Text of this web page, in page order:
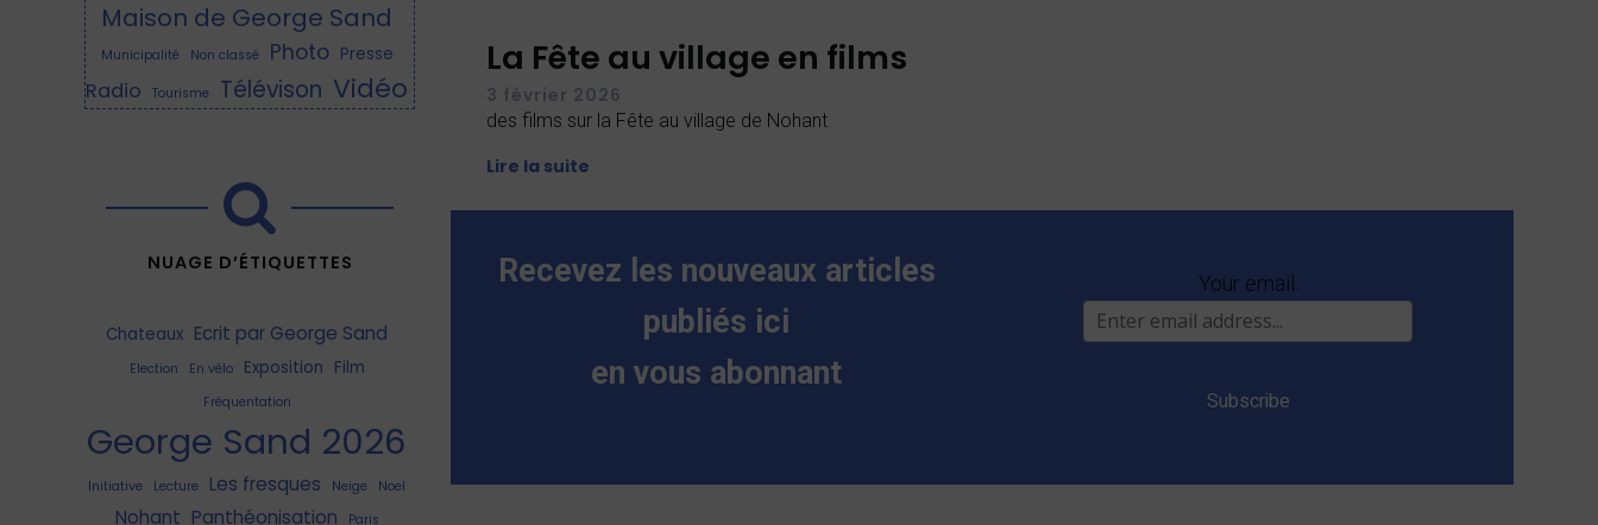
Maison de George Sand
Municipalité Non classé Photo Presse
Radio Tourisme Télévison Vidéo
NUAGE D’ÉTIQUETTES
Chateaux Ecrit par George Sand
Election En vélo Exposition Film
Fréquentation
George Sand 2026
Initiative Lecture Les fresques Neige Noel
Nohant Panthéonisation Paris
La Fête au village en films
3 février 2026
des films sur la Fête au village de Nohant
Lire la suite
Recevez les nouveaux articles
publiés ici
en vous abonnant
Your email: